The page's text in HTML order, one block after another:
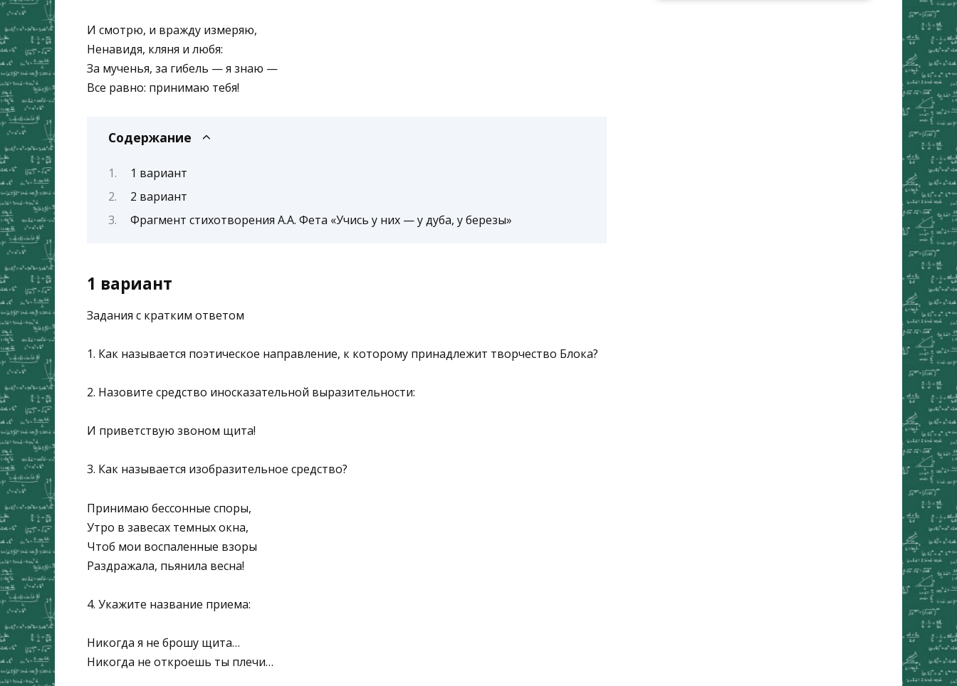
И смотрю, и вражду измеряю,
Ненавидя, кляня и любя:
За мученья, за гибель — я знаю —
Все равно: принимаю тебя!
Содержание
1 вариант
2 вариант
Фрагмент стихотворения А.А. Фета «Учись у них — у дуба, у березы»
1 вариант
Задания с кратким ответом
1. Как называется поэтическое направление, к которому принадле­жит творчество Блока?
2. Назовите средство иносказательной выразительности:
И приветствую звоном щита!
3. Как называется изобразительное средство?
Принимаю бессонные споры,
Утро в завесах темных окна,
Чтоб мои воспаленные взоры
Раздражала, пьянила весна!
4. Укажите название приема:
Никогда я не брошу щита…
Никогда не откроешь ты плечи…